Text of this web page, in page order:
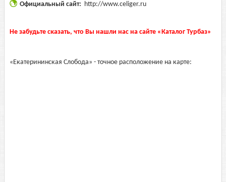
Официальный сайт: http://www.celiger.ru
Не забудьте сказать, что Вы нашли нас на сайте «Каталог Турбаз»
«Екатерининская Слобода» - точное расположение на карте: